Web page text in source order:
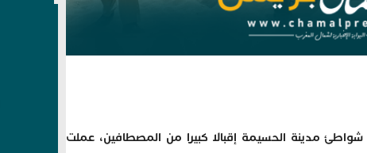
شواطئ مدينة الحسيمة إقبالا كبيرا من المصطافين، عملت